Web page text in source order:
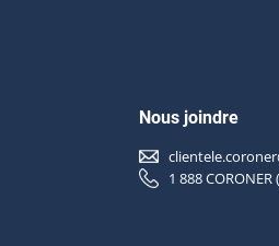
Nous joindre
1 888 CORONER